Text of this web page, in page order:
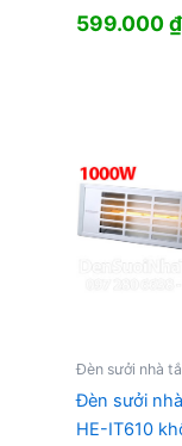
599.000₫
Đèn sưởi nhà
Đèn sưởi
HE-IT610